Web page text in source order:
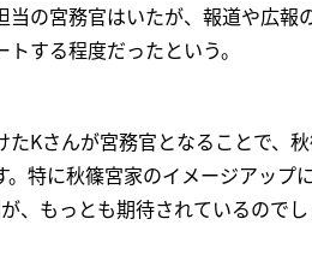
当の宮務官はいたが、報道や広
する程度だったという。
たKさんが宮務官となることで
。特に秋篠宮家のイメージアッ
、もっとも期待されているので